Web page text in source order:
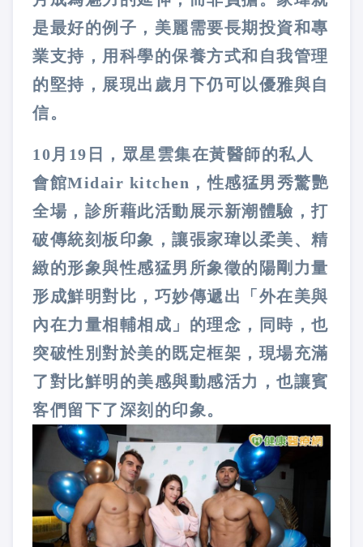
是最好的例子，美麗需要長期投資和專
業支持，用科學的保養方式和自我管理
的堅持，展現出歲月下仍可以優雅與自
信。
10月19日，眾星雲集在黃醫師的私人
會館Midair kitchen，性感猛男秀驚艷
全場，診所藉此活動展示新潮體驗，打
破傳統刻板印象，讓張家瑋以柔美、精
緻的形象與性感猛男所象徵的陽剛力量
形成鮮明對比，巧妙傳遞出「外在美與
內在力量相輔相成」的理念，同時，也
突破性別對於美的既定框架，現場充滿
了對比鮮明的美感與動感活力，也讓賓
客們留下了深刻的印象。